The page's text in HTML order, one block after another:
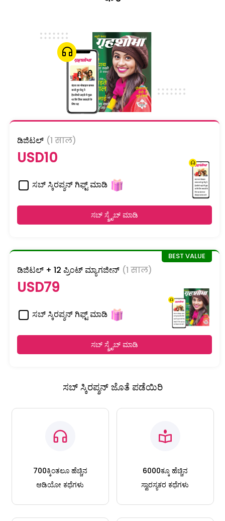
ಡಿಜಿಟಲ್ (1 साल)
USD10
ಸಬ್ ಸ್ಕಿರಪ್ಶನ್ ಗಿಫ್ಟ್ ಮಾಡಿ
ಸಬ್ ಸ್ಕ್ರೈಬ್ ಮಾಡಿ
ಡಿಜಿಟಲ್ + 12 ಪ್ರಿಂಟ್ ಮ್ಯಾಗಜೀನ್ (1 साल)
USD79
ಸಬ್ ಸ್ಕಿರಪ್ಶನ್ ಗಿಫ್ಟ್ ಮಾಡಿ
ಸಬ್ ಸ್ಕ್ರೈಬ್ ಮಾಡಿ
ಸಬ್ ಸ್ಕಿರಪ್ಶನ್ ಜೊತೆ ಪಡೆಯಿರಿ
700ಕ್ಕಿಂತಲೂ ಹೆಚ್ಚಿನ
ಆಡಿಯೋ ಕಥೆಗಳು
6000ಕ್ಕೂ ಹೆಚ್ಚಿನ
ಸ್ವಾರಸ್ಯಕರ ಕಥೆಗಳು